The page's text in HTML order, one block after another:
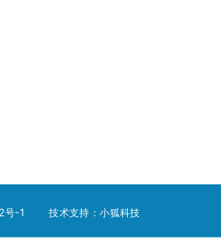
号-1 技术支持：小狐科技